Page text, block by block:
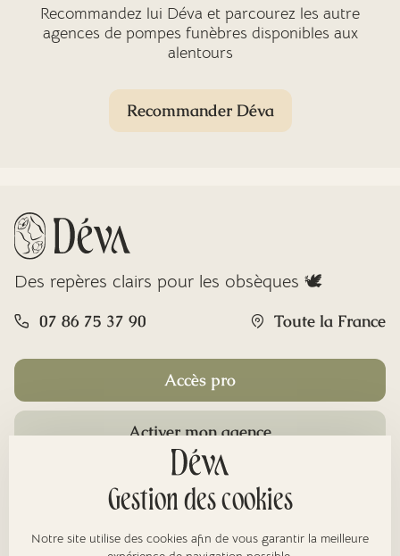
Recommandez lui Déva et parcourez les autre
agences de pompes funèbres disponibles aux
alentours
Recommander Déva
Des repères clairs pour les obsèques 🕊️
07 86 75 37 90 Toute la France
Accès pro
Activer mon agence
Gestion des cookies
Notre site utilise des cookies afin de vous garantir la meilleure